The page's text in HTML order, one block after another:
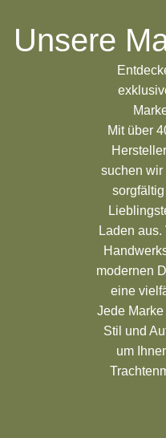
Unsere
Mit über
suchen wir
Laden
modernen
eine
Jede
Stil und
um